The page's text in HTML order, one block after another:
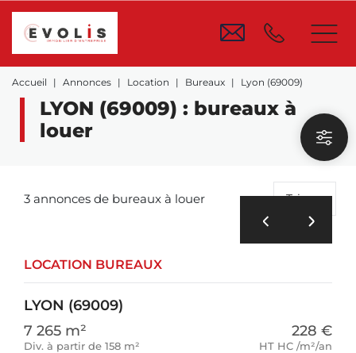
Accueil Annonces Location Bureaux Lyon (69009)
LYON (69009) : bureaux à
louer
3 annonces de bureaux à louer Trier
LOCATION BUREAUX
LYON (69009)
7 265 m²
Div. à partir de 158 m²
228 €
HT HC /m²/an